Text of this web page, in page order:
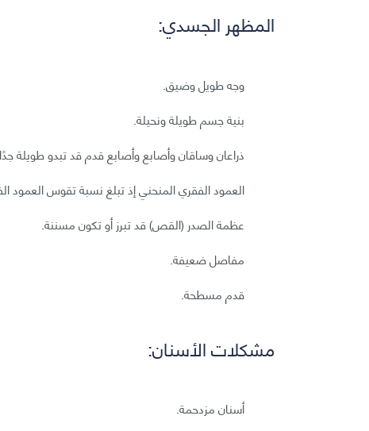
المظهر الجسدي:
وجه طويل وضيق.
بنية جسم طويلة ونحيلة.
ذراعان وساقان وأصابع وأصابع قدم قد تبدو طويلة
العمود الفقري المنحني إذ تبلغ نسبة تقوس العمود الفقري 60% بين
عظمة الصدر (القص) قد تبرز أو تكون مسننة.
مفاصل ضعيفة.
قدم مسطحة.
مشكلات الأسنان:
أسنان مزدحمة.